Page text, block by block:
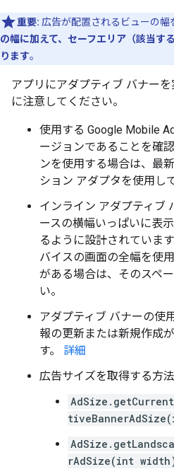
重要: 広告が配置されるビューの幅
の幅に加えて、セーフエリア（該当す
ります。
アプリにアダプティブ バナー
に注意してください。
使用する Google Mobile
ージョンであることを確
ンを使用する場合は、最
ション アダプタを使用し
インライン アダプティブ
ースの横幅いっぱいに表
るように設計されていま
バイスの画面の全幅を使
がある場合は、そのスペ
い。
アダプティブ バナーの使
報の更新または新規作成
す。 詳細
広告サイズを取得する方
rAdSize(int